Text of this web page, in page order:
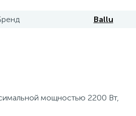
Ballu
мощностью 2200 Вт,